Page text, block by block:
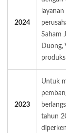
2024
Saham
Duong,
2023
Untuk
tahun